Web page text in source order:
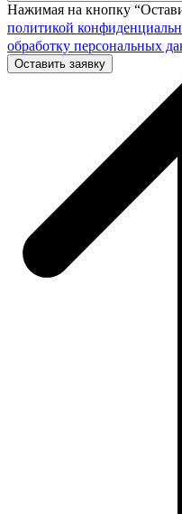
Нажимая на кнопку
политикой
обработку персональных
Оставить заявку